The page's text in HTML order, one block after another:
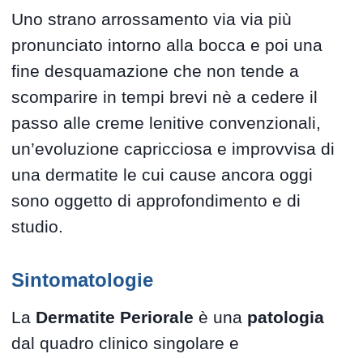
Uno strano arrossamento via via più
pronunciato intorno alla bocca e poi una
fine desquamazione che non tende a
scomparire in tempi brevi nè a cedere il
passo alle creme lenitive convenzionali,
un’evoluzione capricciosa e improvvisa di
una dermatite le cui cause ancora oggi
sono oggetto di approfondimento e di
studio.
Sintomatologie
La Dermatite Periorale è una patologia
dal quadro clinico singolare e